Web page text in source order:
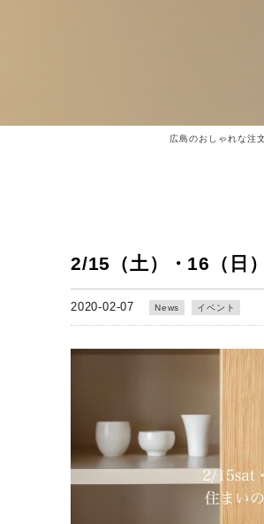
広島のおしゃれな注
2/15（土）・16（日
2020-02-07 News イベント